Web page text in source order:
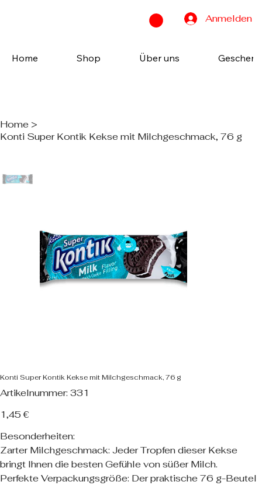
Anmelden
Home Shop Über uns
Home >
Konti Super Kontik Kekse mit Milchgeschmack, 76 g
Konti Super Kontik Kekse mit Milchgeschmack, 76 g
Artikelnummer: Artikelnummer:
331
331
Preis
1,45 €
Besonderheiten:
Zarter Milchgeschmack: Jeder Tropfen dieser Kekse
bringt Ihnen die besten Gefühle von süßer Milch.
Perfekte Verpackungsgröße: Der praktische 76 g-Beutel